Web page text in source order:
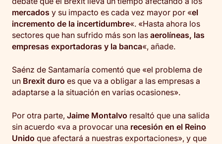
mercados y su impacto es cada vez mayor por «el
incremento de la incertidumbre«. «Hasta ahora los
sectores que han sufrido más son las aerolíneas, las
empresas exportadoras y la banca«, añade.
Saénz de Santamaría comentó que «el problema de
un Brexit duro es que va a obligar a las empresas a
adaptarse a la situación en varias ocasiones».
Por otra parte, Jaime Montalvo resaltó que una salida
sin acuerdo «va a provocar una recesión en el Reino
Unido que afectará a nuestras exportaciones», y que